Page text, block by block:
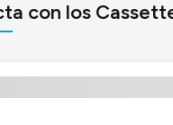
con los